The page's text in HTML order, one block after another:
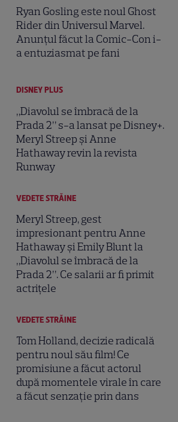
Ryan Gosling este noul Ghost
Rider din Universul Marvel.
Anunțul făcut la Comic-Con i-
a entuziasmat pe fani
DISNEY PLUS
„Diavolul se îmbracă de la
Prada 2” s-a lansat pe Disney+.
Meryl Streep și Anne
Hathaway revin la revista
Runway
VEDETE STRĂINE
Meryl Streep, gest
impresionant pentru Anne
Hathaway și Emily Blunt la
„Diavolul se îmbracă de la
Prada 2”. Ce salarii ar fi primit
actrițele
VEDETE STRĂINE
Tom Holland, decizie radicală
pentru noul său film! Ce
promisiune a făcut actorul
după momentele virale în care
a făcut senzație prin dans